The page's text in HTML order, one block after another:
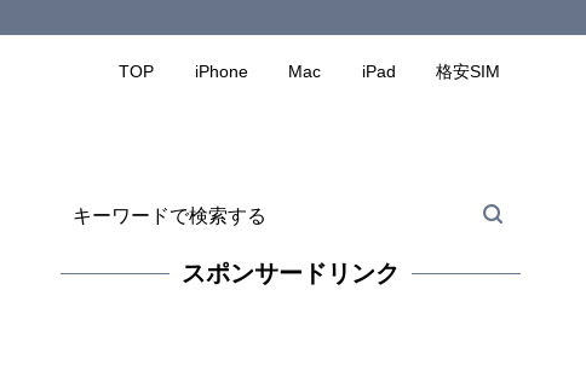
TOP iPhone Mac iPad 格安SIM
スポンサードリンク